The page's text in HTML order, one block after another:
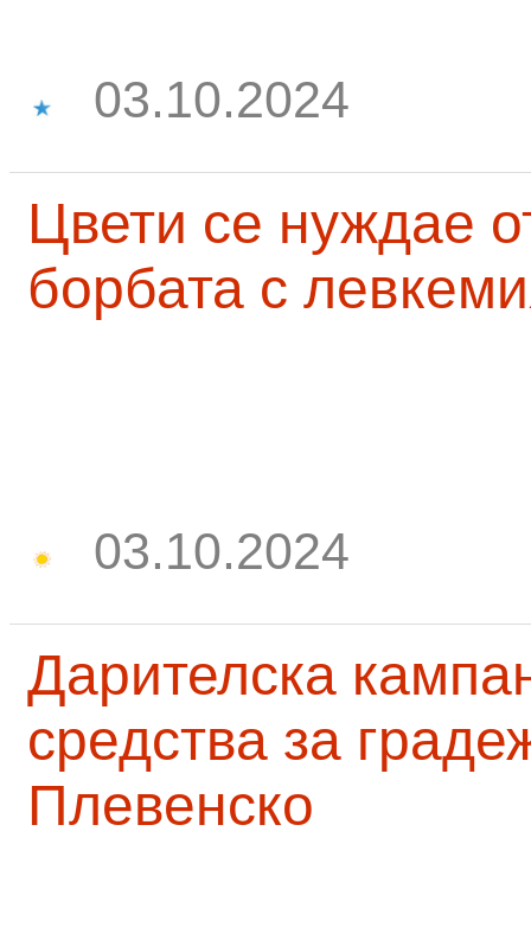
03.10.2024
Цвети се нуждае
борбата с
03.10.2024
Дарителска
средства за
Плевенско